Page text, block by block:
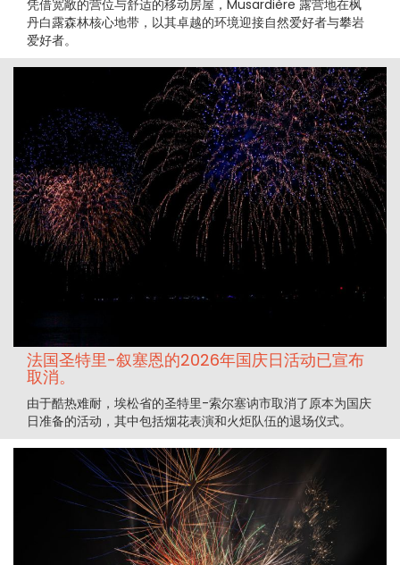
凭借宽敞的营位与舒适的移动房屋，Musardière 露营地在枫
丹白露森林核心地带，以其卓越的环境迎接自然爱好者与攀岩
爱好者。
法国圣特里-叙塞恩的2026年国庆日活动已宣布
取消。
由于酷热难耐，埃松省的圣特里-索尔塞讷市取消了原本为国庆
日准备的活动，其中包括烟花表演和火炬队伍的退场仪式。